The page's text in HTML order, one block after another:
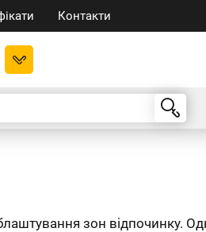
Контакти
зон відпочинку.